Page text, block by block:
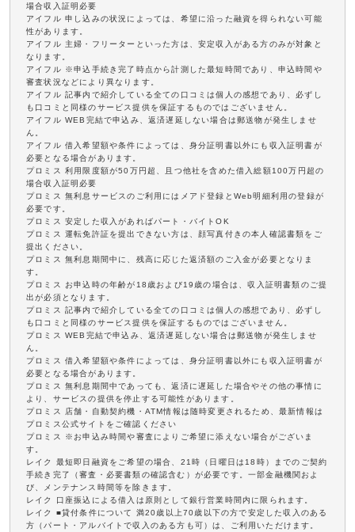
場合収入証明必要
アイフル 申し込みの状況によっては、希望に沿った融資を得られない可能
性があります。
アイフル 主婦・フリーターといった方は、安定収入がある方のみが対象と
なります。
アイフル ※申込手続き完了時点から計測した最短時間であり、申込時間や
審査状況などにより異なります。
アイフル 記事内で紹介している全ての口コミは個人の感想であり、必ずし
も口コミと同様のサービス提供を保証するものではございません。
アイフル WEB完結で申込み、返済遅延しない場合は郵送物が発生しませ
ん。
アイフル 借入希望額や条件によっては、身分証明書以外にも収入証明書が
必要となる場合があります。
プロミス 利用限度額が50万円超、且つ他社を含めた借入総額100万円超の
場合収入証明必要
プロミス 無利息サービスのご利用にはメアド登録とWeb明細利用の登録が
必要です。
プロミス 安定した収入があればパート・バイトOK
プロミス 運転免許証を提出できない方は、顔写真付きの本人確認書類をご
提出ください。
プロミス 無利息期間中に、残高に応じた返済額のご入金が必要となりま
す。
プロミス お申込時の年齢が18歳および19歳の場合は、収入証明書類のご提
出が必須となります。
プロミス 記事内で紹介している全ての口コミは個人の感想であり、必ずし
も口コミと同様のサービス提供を保証するものではございません。
プロミス WEB完結で申込み、返済遅延しない場合は郵送物が発生しませ
ん。
プロミス 借入希望額や条件によっては、身分証明書以外にも収入証明書が
必要となる場合があります。
プロミス 無利息期間中であっても、返済に遅延した場合やその他の事情に
より、サービスの提供を停止する可能性があります。
プロミス 店舗・自動契約機・ATM情報は随時変更されるため、最新情報は
プロミス公式サイトをご確認ください
プロミス ※お申込み時間や審査によりご希望に添えない場合がございま
す。
レイク 最短即日融資をご希望の場合、21時（日曜日は18時）までのご契約
手続き完了（審査・必要書類の確認含む）が必要です。一部金融機関およ
び、メンテナンス時間等を除きます。
レイク 口座振込による借入は原則として銀行営業時間内に限られます。
レイク ■貸付条件について 満20歳以上70歳以下の方で安定した収入のある
方（パート・アルバイトで収入のある方も可）は、ご利用いただけます。